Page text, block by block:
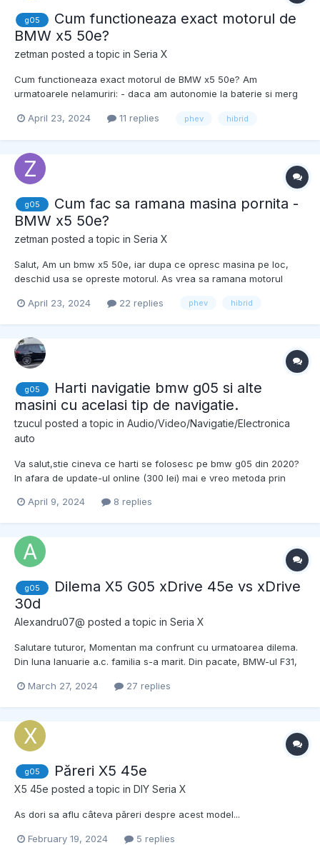
g05
Cum functioneaza exact motorul de
BMW x5 50e?
zetman posted a topic in Seria X
Cum functioneaza exact motorul de BMW x5 50e? Am
urmatoarele nelamuriri: - daca am autonomie la baterie si merg
daca nu mai am autonomie, am aceeasi putere la accelerare? -
April 23, 2024 11 replies phev hibrid
g05
Cum fac sa ramana masina pornita -
BMW x5 50e?
zetman posted a topic in Seria X
Salut, Am un bmw x5 50e, iar dupa ce opresc masina pe loc,
deschid usa se opreste motorul. As vrea sa ramana motorul
intru pana la un magazin si raman persoane in masina cu aerul
April 23, 2024 22 replies phev hibrid
g05
Harti navigatie bmw g05 si alte
masini cu acelasi tip de navigatie.
tzucul posted a topic in Audio/Video/Navigatie/Electronica
auto
Va salut,stie cineva ce harti se folosesc pe bmw g05 din 2020?
In afara de update-ul online (300 lei) mai e vreo metoda prin
navigatie?
April 9, 2024 8 replies
g05
Dilema X5 G05 xDrive 45e vs xDrive
30d
Alexandru07@ posted a topic in Seria X
Salutare tuturor, Momentan ma confrunt cu urmatoarea dilema.
Din luna Ianuarie a.c. familia s-a marit. Din pacate, BMW-ul F31,
calatorii cu toata familia (2 adulti si 3 copii), si de aceea am
ajuns in momentul in care trebuie sa...
March 27, 2024 27 replies
g05 Păreri X5 45e
X5 45e posted a topic in DIY Seria X
As dori sa aflu câteva păreri despre acest model...
February 19, 2024 5 replies